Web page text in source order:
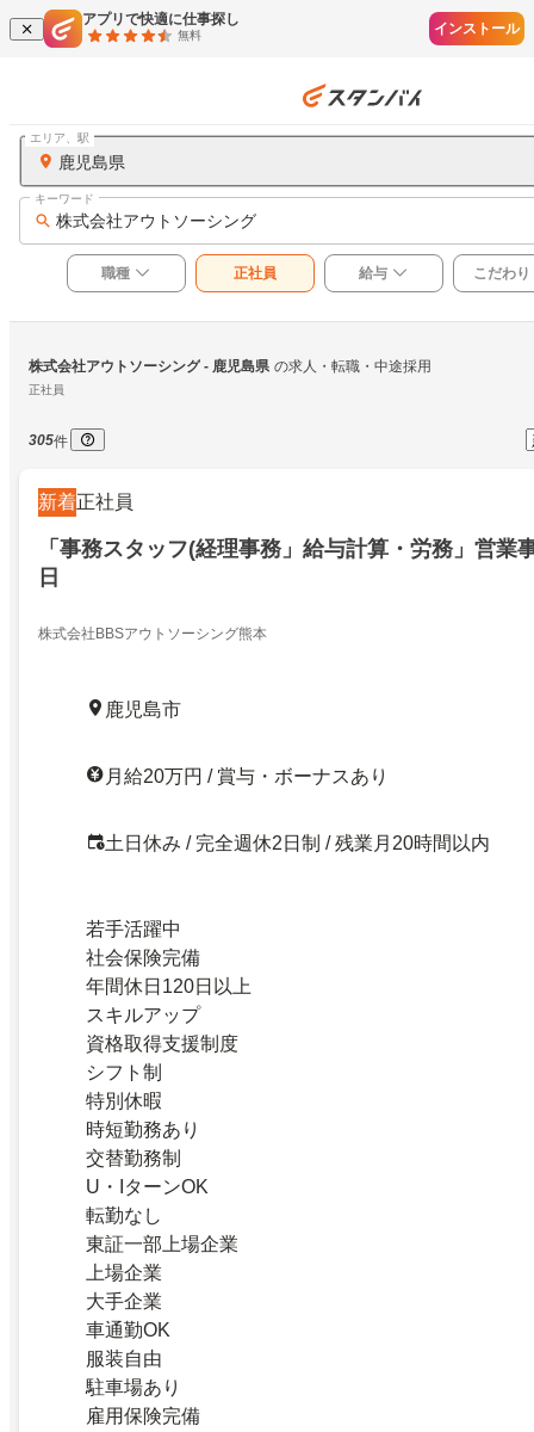
アプリで快適に仕事探し
無料 インストール
鹿児島県
エリア、駅
株式会社アウトソーシング
キーワード
職種 正社員 給与 こだわり
株式会社アウトソーシング - 鹿児島県 の求人・転職・中途採用
正社員
305件
新着正社員
「事務スタッフ(経理事務」給与計算・労務」営業
日
株式会社BBSアウトソーシング熊本
鹿児島市
月給20万円 / 賞与・ボーナスあり
土日休み / 完全週休2日制 / 残業月20時間以内
若手活躍中
社会保険完備
年間休日120日以上
スキルアップ
資格取得支援制度
シフト制
特別休暇
時短勤務あり
交替勤務制
U・IターンOK
転勤なし
東証一部上場企業
上場企業
大手企業
車通勤OK
服装自由
駐車場あり
雇用保険完備